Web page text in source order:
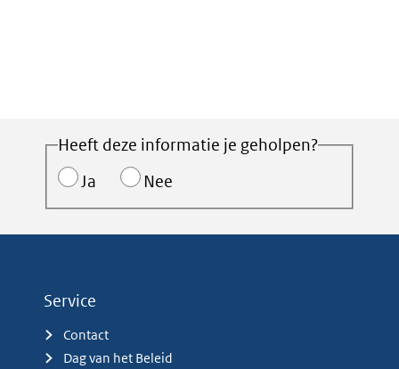
Heeft deze informatie je geholpen?
Ja
Nee
Service
Contact
Dag van het Beleid